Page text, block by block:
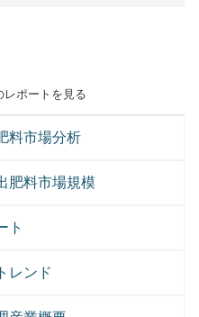
レポートを見る
料市場分析
肥料市場規模
ト
レンド